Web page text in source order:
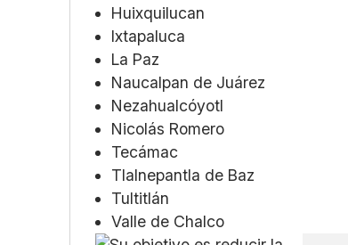
Huixquilucan
Ixtapaluca
La Paz
Naucalpan de Juárez
Nezahualcóyotl
Nicolás Romero
Tecámac
Tlalnepantla de Baz
Tultitlán
Valle de Chalco